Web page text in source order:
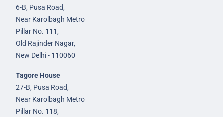
6-B, Pusa Road,
Near Karolbagh Metro
Pillar No. 111,
Old Rajinder Nagar,
New Delhi - 110060
Tagore House
27-B, Pusa Road,
Near Karolbagh Metro
Pillar No. 118,